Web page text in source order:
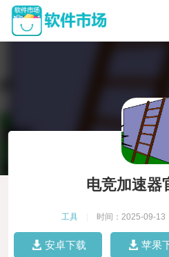
电竞加速器
工具 时间：2025-09-13
安卓下载 苹果